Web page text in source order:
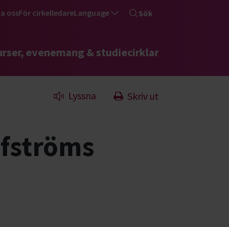
ossFör cirkelledareLanguage Sök
evenemang & studiecirklar
Lyssna Skriv ut